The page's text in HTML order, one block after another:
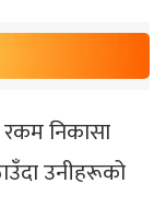
निकासा
उनीहरूको